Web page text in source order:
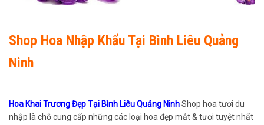
Shop Hoa Nhập Khẩu Tại Bình Liêu Quảng
Ninh
Hoa Khai Trương Đẹp Tại Bình Liêu Quảng NinhShop hoa tươi du
nhập là chỗ cung cấp những các loại hoa đẹp mắt & tươi tuyệt nhất